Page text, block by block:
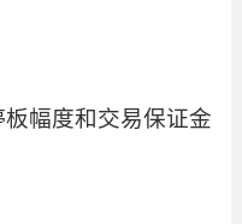
幅度和交易保证金